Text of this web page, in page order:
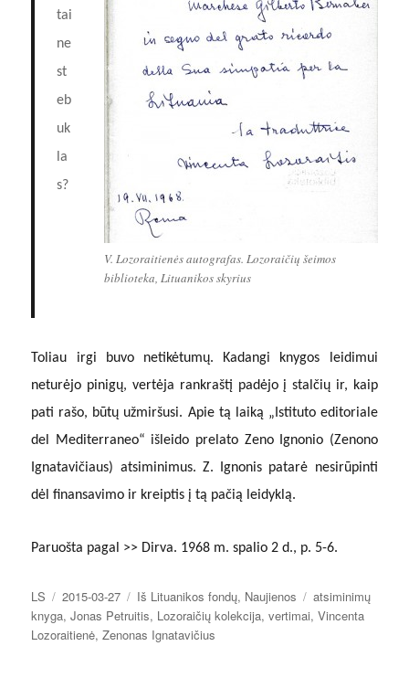
V. Lozoraitienės autografas. Lozoraičių šeimos
biblioteka, Lituanikos skyrius
tai
ne
st
eb
uk
la
s?
Toliau irgi buvo netikėtumų. Kadangi knygos leidimui
neturėjo pinigų, vertėja rankraštį padėjo į stalčių ir, kaip
pati rašo, būtų užmiršusi. Apie tą laiką „Istituto editoriale
del Mediterraneo“ išleido prelato Zeno Ignonio (Zenono
Ignatavičiaus) atsiminimus. Z. Ignonis patarė nesirūpinti
dėl finansavimo ir kreiptis į tą pačią leidyklą.
Paruošta pagal >> Dirva. 1968 m. spalio 2 d., p. 5-6.
Autorius
LS Paskelbta
2015-03-27 Kategorijos
Iš Lituanikos fondų, Naujienos Žymos
atsiminimų
knyga,Jonas Petruitis, Lozoraičių kolekcija,vertimai,Vincenta
Lozoraitienė,Zenonas Ignatavičius